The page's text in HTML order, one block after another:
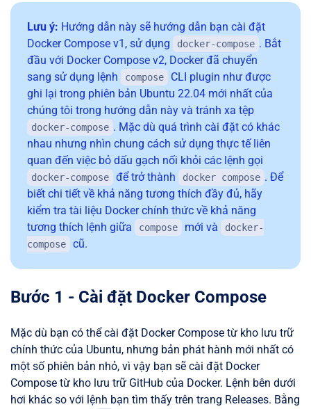
Lưu ý: Hướng dẫn này sẽ hướng dẫn bạn cài đặt
Docker Compose v1, sử dụng
docker-compose . Bắt
đầu với Docker Compose v2, Docker đã chuyển
sang sử dụng lệnh
compose
CLI plugin như được
ghi lại trong phiên bản Ubuntu 22.04 mới nhất của
chúng tôi trong hướng dẫn này và tránh xa tệp
docker-compose . Mặc dù quá trình cài đặt có khác
nhau nhưng nhìn chung cách sử dụng thực tế liên
quan đến việc bỏ dấu gạch nối khỏi các lệnh gọi
docker-compose để trở thành docker compose . Để
biết chi tiết về khả năng tương thích đầy đủ, hãy
kiểm tra tài liệu Docker chính thức về khả năng
tương thích lệnh giữa
compose mới và
docker-
compose
cũ.
Bước 1 - Cài đặt Docker Compose
Mặc dù bạn có thể cài đặt Docker Compose từ kho lưu trữ
chính thức của Ubuntu, nhưng bản phát hành mới nhất có
một số phiên bản nhỏ, vì vậy bạn sẽ cài đặt Docker
Compose từ kho lưu trữ GitHub của Docker. Lệnh bên dưới
hơi khác so với lệnh bạn tìm thấy trên trang Releases. Bằng